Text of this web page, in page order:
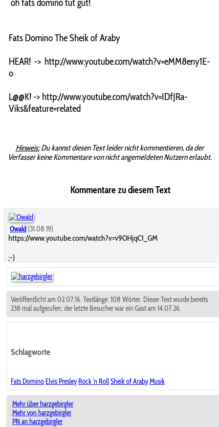
oh fats domino tut gut!
Fats Domino The Sheik of Araby
HEAR! -> http://www.youtube.com/watch?v=eMM8eny1E-
o
L@@K! -> http://www.youtube.com/watch?v=IDfJRa-
Viks&feature=related
Hinweis:Du kannst diesen Text leider nicht kommentieren, da der
Verfasser keine Kommentare von nicht angemeldeten Nutzern erlaubt.
Kommentare zu diesem Text
Owald (31.08.19)
https://www.youtube.com/watch?v=v9OHjqC1_GM
;-)
Veröffentlicht am 02.07.16. Textlänge: 108 Wörter. Dieser Text wurde bereits
238 mal aufgerufen; der letzte Besucher war ein Gast am 14.07.26.
Schlagworte
Fats Domino Elvis Presley Rock ’n RollSheik of ArabyMusik
Mehr über harzgebirgler
Mehr von harzgebirgler
PN an harzgebirgler